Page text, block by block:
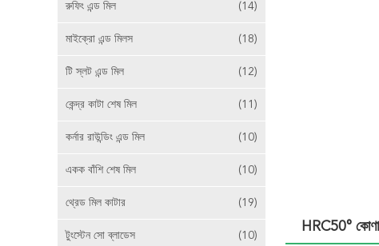
রুফিং এন্ড মিল (14)
মাইক্রো এন্ড মিলস (18)
টি স্লট এন্ড মিল (12)
কেন্দ্র কাটা শেষ মিল (11)
কর্নার রাউন্ডিং এন্ড মিল (10)
একক বাঁশি শেষ মিল (10)
থ্রেড মিল কাটার (19)
টুংস্টেন সো ব্লাডেস (10)
HRC50° কোণার